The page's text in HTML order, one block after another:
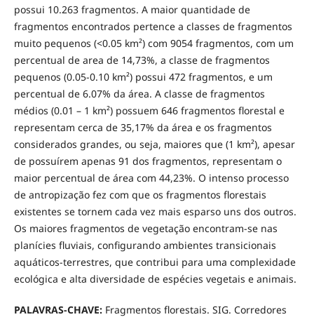
possui 10.263 fragmentos. A maior quantidade de
fragmentos encontrados pertence a classes de fragmentos
muito pequenos (<0.05 km²) com 9054 fragmentos, com um
percentual de area de 14,73%, a classe de fragmentos
pequenos (0.05-0.10 km²) possui 472 fragmentos, e um
percentual de 6.07% da área. A classe de fragmentos
médios (0.01 – 1 km²) possuem 646 fragmentos florestal e
representam cerca de 35,17% da área e os fragmentos
considerados grandes, ou seja, maiores que (1 km²), apesar
de possuírem apenas 91 dos fragmentos, representam o
maior percentual de área com 44,23%. O intenso processo
de antropização fez com que os fragmentos florestais
existentes se tornem cada vez mais esparso uns dos outros.
Os maiores fragmentos de vegetação encontram-se nas
planícies fluviais, configurando ambientes transicionais
aquáticos-terrestres, que contribui para uma complexidade
ecológica e alta diversidade de espécies vegetais e animais.
PALAVRAS-CHAVE:Fragmentos florestais. SIG. Corredores